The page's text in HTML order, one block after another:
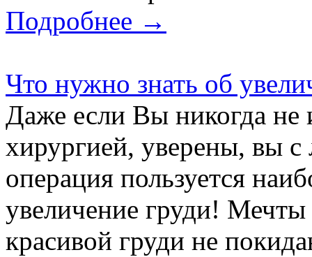
Подробнее →
Что нужно знать об
Даже если Вы никогда не
хирургией, уверены, вы с
операция пользуется
увеличение груди!
красивой груди не